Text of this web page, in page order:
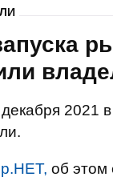
2021
об этом